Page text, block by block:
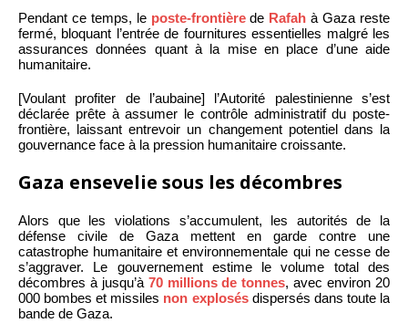
Pendant ce temps, le poste-frontièrede Rafah à Gaza reste
fermé, bloquant l’entrée de fournitures essentielles malgré les
assurances données quant à la mise en place d’une aide
humanitaire.
[Voulant profiter de l’aubaine] l’Autorité palestinienne s’est
déclarée prête à assumer le contrôle administratif du poste-
frontière, laissant entrevoir un changement potentiel dans la
gouvernance face à la pression humanitaire croissante.
Gaza ensevelie sous les décombres
Alors que les violations s’accumulent, les autorités de la
défense civile de Gaza mettent en garde contre une
catastrophe humanitaire et environnementale qui ne cesse de
s’aggraver. Le gouvernement estime le volume total des
décombres à jusqu’à 70 millions de tonnes, avec environ 20
000 bombes et missiles non explosésdispersés dans toute la
bande de Gaza.